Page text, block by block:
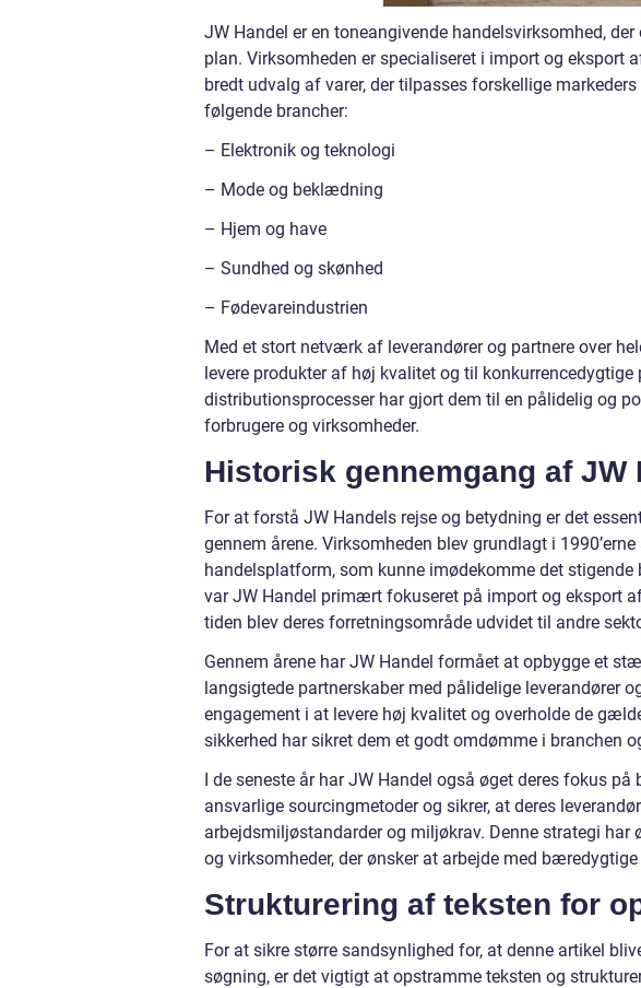
JW Handel er en toneangivende handelsvirksomhed,
plan. Virksomheden er specialiseret i import og eksport
bredt udvalg af varer, der tilpasses forskellige
følgende brancher:
– Elektronik og teknologi
– Mode og beklædning
– Hjem og have
– Sundhed og skønhed
– Fødevareindustrien
Med et stort netværk af leverandører og partnere over
levere produkter af høj kvalitet og til
distributionsprocesser har gjort dem til en pålidelig og
forbrugere og virksomheder.
Historisk gennemgang af
For at forstå JW Handels rejse og betydning er det
gennem årene. Virksomheden blev grundlagt i
handelsplatform, som kunne imødekomme det
var JW Handel primært fokuseret på import og eksport
tiden blev deres forretningsområde udvidet til andre
Gennem årene har JW Handel formået at opbygge et
langsigtede partnerskaber med pålidelige leverandører
engagement i at levere høj kvalitet og overholde de
sikkerhed har sikret dem et godt omdømme i branchen
I de seneste år har JW Handel også øget deres fokus
ansvarlige sourcingmetoder og sikrer, at deres
arbejdsmiljøstandarder og miljøkrav. Denne strategi
og virksomheder, der ønsker at arbejde med bæredygtige
Strukturering af teksten for
For at sikre større sandsynlighed for, at denne artikel
søgning, er det vigtigt at opstramme teksten og